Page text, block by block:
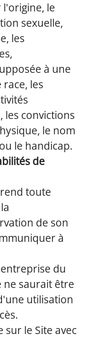
le
sexuelle,
les
à une
les
les convictions
le nom
le handicap.
de
toute
de son
à
du
ne saurait être
utilisation
le Site avec